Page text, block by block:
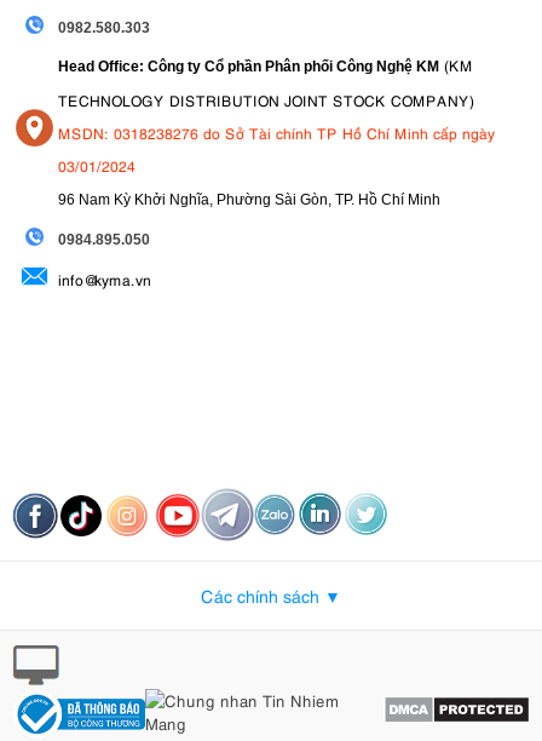
0982.580.303
Head Office: Công ty Cổ phần Phân phối Công Nghệ KM (KM
TECHNOLOGY DISTRIBUTION JOINT STOCK COMPANY)
MSDN: 0318238276 do Sở Tài chính TP Hồ Chí Minh cấp ngày
03/01/2024
96 Nam Kỳ Khởi Nghĩa, Phường Sài Gòn, TP. Hồ Chí Minh
0984.895.050
info@kyma.vn
Các chính sách ▼